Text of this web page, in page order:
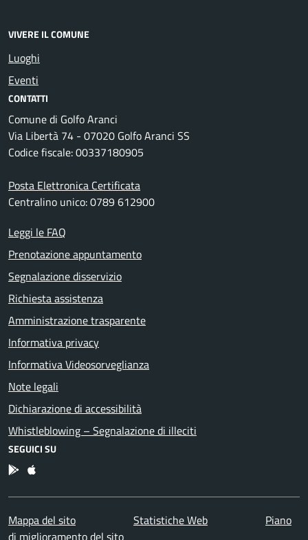
VIVERE IL COMUNE
Luoghi
Eventi
CONTATTI
Comune di Golfo Aranci
Via Libertà 74 - 07020 Golfo Aranci SS
Codice fiscale: 00337180905
Posta Elettronica Certificata
Centralino unico: 0789 612900
Leggi le FAQ
Prenotazione appuntamento
Segnalazione disservizio
Richiesta assistenza
Amministrazione trasparente
Informativa privacy
Informativa Videosorveglianza
Note legali
Dichiarazione di accessibilità
Whistleblowing – Segnalazione di illeciti
SEGUICI SU
App Android
App IOS
Mappa del sito Statistiche Web
Piano
di miglioramento del sito